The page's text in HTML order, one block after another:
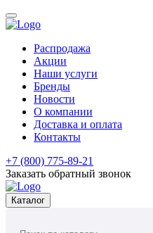
Распродажа
Акции
Наши услуги
Бренды
Новости
О компании
Доставка и оплата
Контакты
+7 (800) 775-89-21
Заказать обратный звонок
Каталог